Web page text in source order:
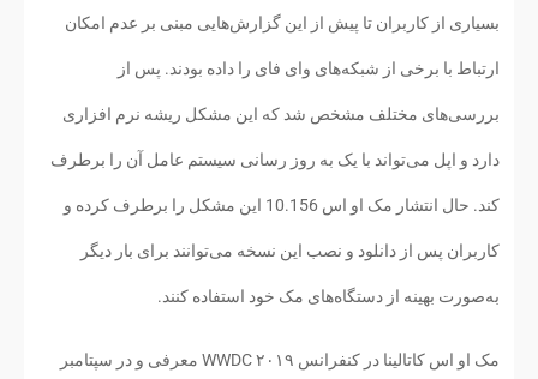
بسیاری از کاربران تا پیش از این گزارش‌هایی مبنی بر عدم امکان
ارتباط با برخی از شبکه‌های وای فای را داده بودند. پس از
بررسی‌های مختلف مشخص شد که این مشکل ریشه نرم افزاری
دارد و اپل می‌تواند با یک به روز رسانی سیستم عامل آن را برطرف
کند. حال انتشار مک او اس 10.156 این مشکل را برطرف کرده و
کاربران پس از دانلود و نصب این نسخه می‌توانند برای بار دیگر
به‌صورت بهینه از دستگاه‌های مک خود استفاده کنند.
مک او اس کاتالینا در کنفرانس WWDC ۲۰۱۹ معرفی و در سپتامبر